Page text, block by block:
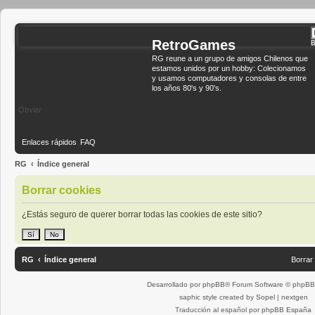
RetroGames
RG reune a un grupo de amigos Chilenos que
estamos unidos por un hobby: Colecionamos
y usamos computadores y consolas de entre
los años 80's y 90's.
Obviar
Enlaces rápidos FAQ
RG Índice general
Borrar cookies
¿Estás seguro de querer borrar todas las cookies de este sitio?
RG Índice general Borrar
Desarrollado por phpBB® Forum Software ©
saphic style created by Sopel| nextgen
Traducción al español por phpBB España